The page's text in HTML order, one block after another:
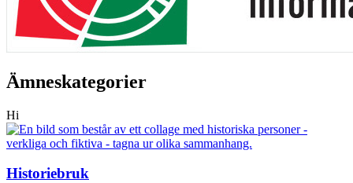
Ämneskategorier
Hi
Historiebruk